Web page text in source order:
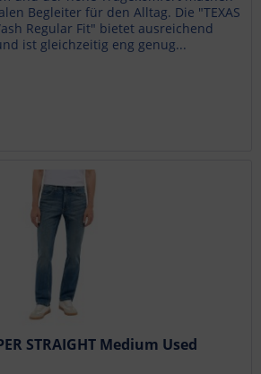
Begleiter für den Alltag. Die "TEXAS
Regular Fit" bietet ausreichend
ist gleichzeitig eng genug...
STRAIGHT Medium Used